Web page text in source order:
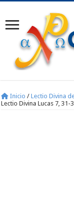
Inicio / Lectio Divina
Lectio Divina Lucas 7, 31-